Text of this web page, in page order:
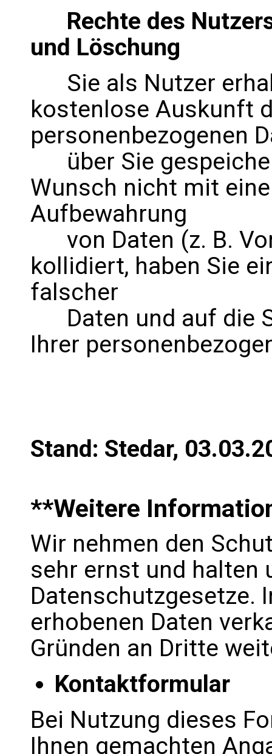
Rechte des
und Löschung
Sie als Nutzer
kostenlose Auskunft
personenbezogenen
über Sie
Wunsch nicht mit
Aufbewahrung
von Daten (z. B.
kollidiert, haben Sie
falscher
Daten und auf die
Ihrer
Stand: Stedar,
**Weitere
Wir nehmen den
sehr ernst und halten
Datenschutzgesetze.
erhobenen Daten
Gründen an Dritte
Kontaktformular
Bei Nutzung dieses
Ihnen gemachten